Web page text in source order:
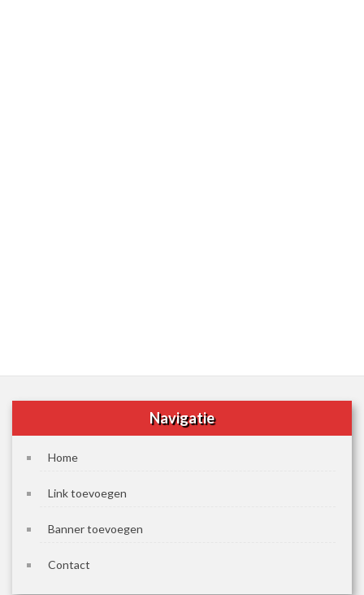
Navigatie
Home
Link toevoegen
Banner toevoegen
Contact